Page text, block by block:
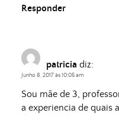
Responder
patricia diz:
Junho 8, 2017 às 10:05 am
Sou mãe de 3,
a experiencia de quais